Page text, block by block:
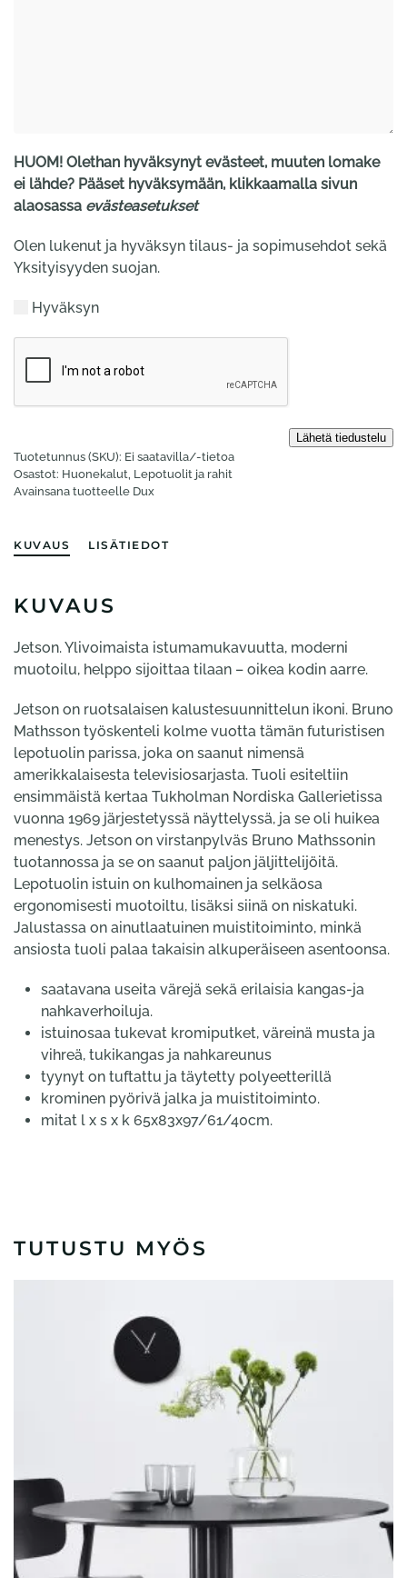
HUOM! Olethan hyväksynyt evästeet, muuten lomake
ei lähde? Pääset hyväksymään, klikkaamalla sivun
alaosassa evästeasetukset
Olen lukenut ja hyväksyn tilaus- ja sopimusehdot sekä
Yksityisyyden suojan.
Hyväksyn
Tuotetunnus (SKU): Ei saatavilla/-tietoa
Osastot: Huonekalut, Lepotuolit ja rahit
Avainsana tuotteelle Dux
KUVAUS LISÄTIEDOT
KUVAUS
Jetson. Ylivoimaista istumamukavuutta, moderni
muotoilu, helppo sijoittaa tilaan – oikea kodin aarre.
Jetson on ruotsalaisen kalustesuunnittelun ikoni. Bruno
Mathsson työskenteli kolme vuotta tämän futuristisen
lepotuolin parissa, joka on saanut nimensä
amerikkalaisesta televisiosarjasta. Tuoli esiteltiin
ensimmäistä kertaa Tukholman Nordiska Gallerietissa
vuonna 1969 järjestetyssä näyttelyssä, ja se oli huikea
menestys. Jetson on virstanpylväs Bruno Mathssonin
tuotannossa ja se on saanut paljon jäljittelijöitä.
Lepotuolin istuin on kulhomainen ja selkäosa
ergonomisesti muotoiltu, lisäksi siinä on niskatuki.
Jalustassa on ainutlaatuinen muistitoiminto, minkä
ansiosta tuoli palaa takaisin alkuperäiseen asentoonsa.
saatavana useita värejä sekä erilaisia kangas-ja
nahkaverhoiluja.
istuinosaa tukevat kromiputket, väreinä musta ja
vihreä, tukikangas ja nahkareunus
tyynyt on tuftattu ja täytetty polyeetterillä
krominen pyörivä jalka ja muistitoiminto.
mitat l x s x k 65x83x97/61/40cm.
TUTUSTU MYÖS